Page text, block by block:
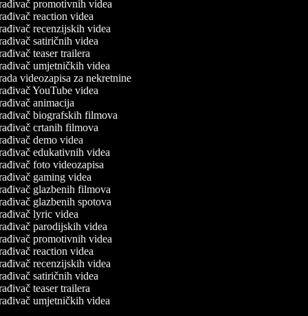
promotivnih videa
reaction videa
recenzijskih videa
satiričnih videa
teaser trailera
umjetničkih videa
videozapisa za nekretnine
YouTube videa
animacija
biografskih filmova
crtanih filmova
demo videa
edukativnih videa
foto videozapisa
gaming videa
glazbenih filmova
glazbenih spotova
lyric videa
parodijskih videa
promotivnih videa
reaction videa
recenzijskih videa
satiričnih videa
teaser trailera
umjetničkih videa